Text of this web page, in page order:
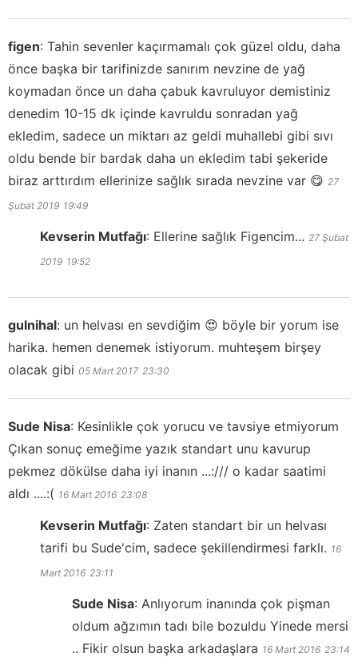
figen: Tahin sevenler kaçırmamalı çok güzel oldu, daha
önce başka bir tarifinizde sanırım nevzine de yağ
koymadan önce un daha çabuk kavruluyor demistiniz
denedim 10-15 dk içinde kavruldu sonradan yağ
ekledim, sadece un miktarı az geldi muhallebi gibi sıvı
oldu bende bir bardak daha un ekledim tabi şekeride
biraz arttırdım ellerinize sağlık sırada nevzine var 😋 27
Şubat 2019 19:49
Kevserin Mutfağı: Ellerine sağlık Figencim... 27 Şubat
2019 19:52
gulnihal: un helvası en sevdiğim 😍 böyle bir yorum ise
harika. hemen denemek istiyorum. muhteşem birşey
olacak gibi 05 Mart 2017 23:30
Sude Nisa: Kesinlikle çok yorucu ve tavsiye etmiyorum
Çıkan sonuç emeğime yazık standart unu kavurup
pekmez dökülse daha iyi inanın ...:/// o kadar saatimi
aldı ....:( 16 Mart 2016 23:08
Kevserin Mutfağı: Zaten standart bir un helvası
tarifi bu Sude'cim, sadece şekillendirmesi farklı. 16
Mart 2016 23:11
Sude Nisa: Anlıyorum inanında çok pişman
oldum ağzımın tadı bile bozuldu Yinede mersi
.. Fikir olsun başka arkadaşlara 16 Mart 2016 23:14